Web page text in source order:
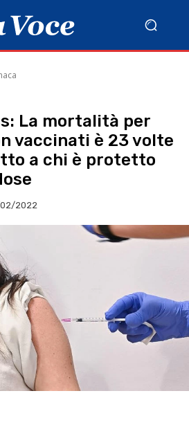
La mortalità per
vaccinati è 23 volte
a chi è protetto
2022